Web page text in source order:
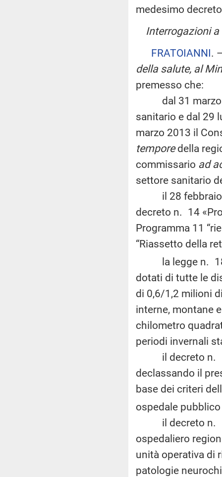
medesimo
Interrogazioni
FRATOIANNI.
della salute, al
premesso che:
dal 31 marzo
sanitario e dal 29
marzo 2013 il
temporedella
commissario ad
settore sanitario
il 28 febbraio
decreto n. 14
Programma 11
“Riassetto della
la legge n. 189
dotati di tutte le
di 0,6/1,2 milioni
interne, montane
chilometro
periodi invernali
il decreto n.
declassando il
base dei criteri
ospedale
il decreto n. 14
ospedaliero
unità operativa di
patologie